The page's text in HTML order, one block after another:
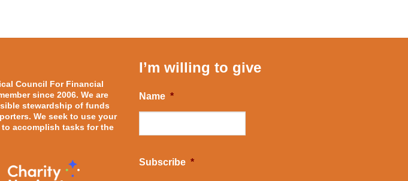
Council For Financial
since 2006. We are
stewardship of funds
We seek to use your
accomplish tasks for the
I’m willing to give
Name *
Subscribe *